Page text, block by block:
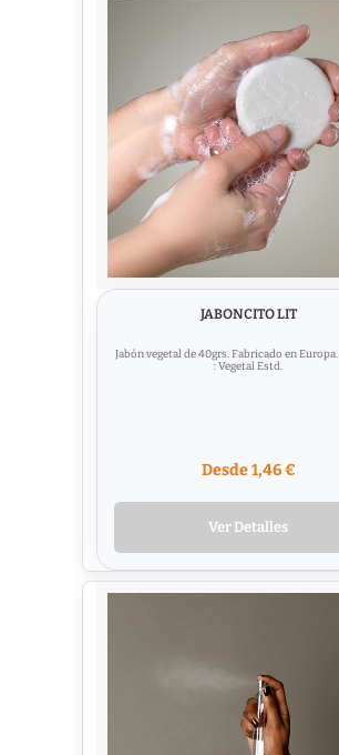
JABONCITO LIT
Jabón vegetal de 40grs. Fabricado en Europa. Material
: Vegetal Estd.
Desde 1,46 €
Ver Detalles